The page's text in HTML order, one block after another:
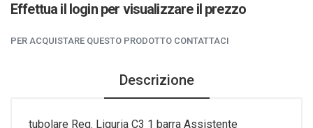
Effettua il login per visualizzare il prezzo
PER ACQUISTARE QUESTO PRODOTTO CONTATTACI
Descrizione
tubolare Reg. Liguria C3 1 barra Assistente